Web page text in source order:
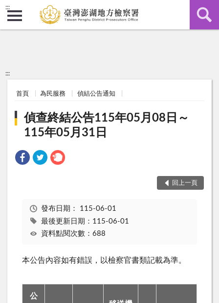
:::
:::
首頁 為民服務 偵結公告通知
偵查終結公告115年05月08日～
115年05月31日
回上一頁
發布日期： 115-06-01
最後更新日期：115-06-01
資料點閱次數：688
本公告內容如有錯誤，以檢察官書類記載為準。
公